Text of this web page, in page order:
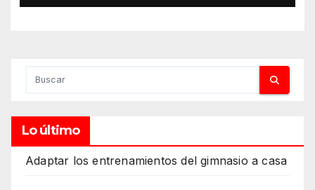
Lo último
Adaptar los entrenamientos del gimnasio a casa